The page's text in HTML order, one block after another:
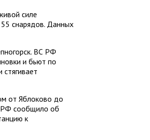
силе
снарядов. Данных
ВС РФ
и бьют по
от Яблоково до
РФ сообщило об
к